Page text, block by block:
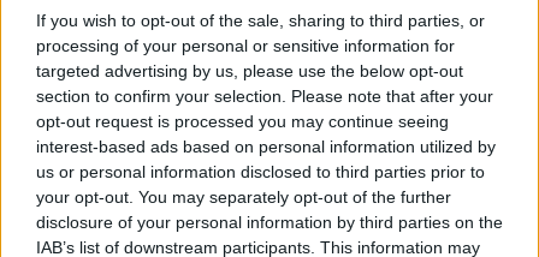
If you wish to opt-out of the sale, sharing to third parties, or
processing of your personal or sensitive information for
targeted advertising by us, please use the below opt-out
section to confirm your selection. Please note that after your
opt-out request is processed you may continue seeing
interest-based ads based on personal information utilized by
us or personal information disclosed to third parties prior to
your opt-out. You may separately opt-out of the further
disclosure of your personal information by third parties on the
IAB’s list of downstream participants. This information may
GF
http://www.peugeot.co.uk/eat6/
Uppdaterat: 2018-05-05 21:10